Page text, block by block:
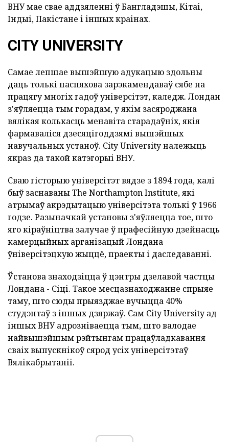
ВНУ мае свае аддзяленні ў Бангладэшы, Кітаі,
Індыі, Пакістане і іншых краінах.
CITY UNIVERSITY
Самае лепшае вышэйшую адукацыю здольны
даць толькі паспяхова зарэкамендаваў сябе на
працягу многіх гадоў універсітэт, каледж. Лондан
з'яўляецца тым горадам, у якім засяроджана
вялікая колькасць менавіта старадаўніх, якія
фармаваліся дзесяцігоддзямі вышэйшых
навучальных устаноў. City University належыць
якраз да такой катэгорыі ВНУ.
Сваю гісторыю універсітэт вядзе з 1894 года, калі
быў заснаваны The Northampton Institute, які
атрымаў акрэдытацыю універсітэта толькі ў 1966
годзе. Разыначкай установы з'яўляецца тое, што
яго кіраўніцтва залучае ў прафесійную дзейнасць
камерцыйных арганізацый Лондана
ўніверсітэцкую жыццё, праекты і даследаванні.
Ўстанова знаходзіцца ў цэнтры дзелавой частцы
Лондана - Сіці. Такое месцазнаходжанне спрыяе
таму, што сюды прыязджае вучыцца 40%
студэнтаў з іншых дзяржаў. Сам City University ад
іншых ВНУ адрозніваецца тым, што валодае
найвышэйшым рэйтынгам працаўладкавання
сваіх выпускнікоў сярод усіх універсітэтаў
Вялікабрытаніі.